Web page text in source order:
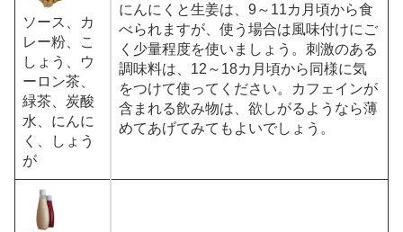
ソース、カ
レー粉、こ
しょう、ウ
ーロン茶、
緑茶、炭酸
水、にんに
く、しょう
が
にんにくと生姜は、9～11カ月頃から食
べられますが、使う場合は風味付けにご
く少量程度を使いましょう。刺激のある
調味料は、12～18カ月頃から同様に気
をつけて使ってください。カフェインが
含まれる飲み物は、欲しがるようなら薄
めてあげてみてもよいでしょう。